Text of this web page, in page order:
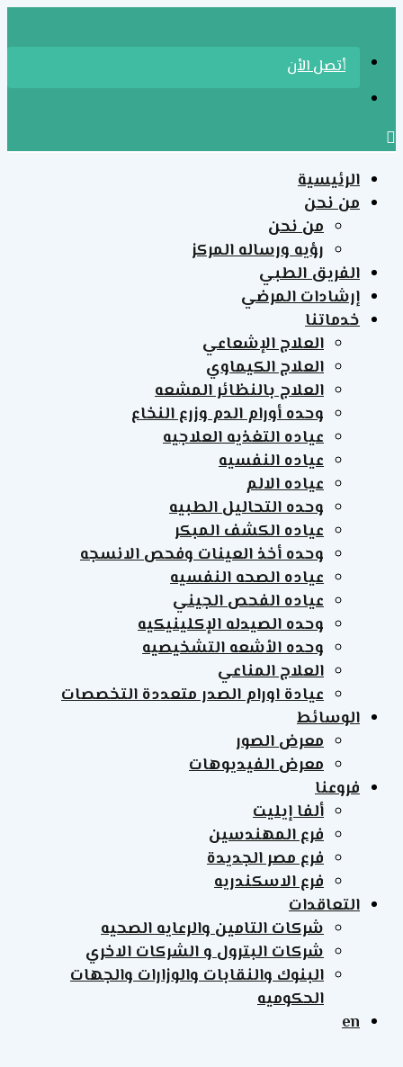
الرئيسية
من نحن
من نحن
رؤيه ورساله المركز
الفريق الطبي
إرشادات المرضي
خدماتنا
العلاج الإشعاعي
العلاج الكيماوي
العلاج بالنظائر المشعه
وحده أورام الدم وزرع النخاع
عياده التغذيه العلاجيه
عياده النفسيه
عياده الالم
وحده التحاليل الطبيه
عياده الكشف المبكر
وحده أخذ العينات وفحص الانسجه
عياده الصحه النفسيه
عياده الفحص الجيني
وحده الصيدله الإكلينيكيه
وحده الأشعه التشخيصيه
العلاج المناعي
عيادة اورام الصدر متعددة التخصصات
الوسائط
معرض الصور
معرض الفيديوهات
فروعنا
ألفا إيليت
فرع المهندسين
فرع مصر الجديدة
فرع الاسكندريه
التعاقدات
شركات التامين والرعايه الصحيه
شركات البترول و الشركات الاخري
البنوك والنقابات والوزارات والجهات
الحكوميه
en